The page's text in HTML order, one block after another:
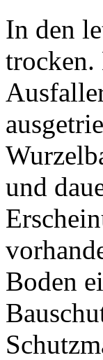
In den
trocken.
und
Boden